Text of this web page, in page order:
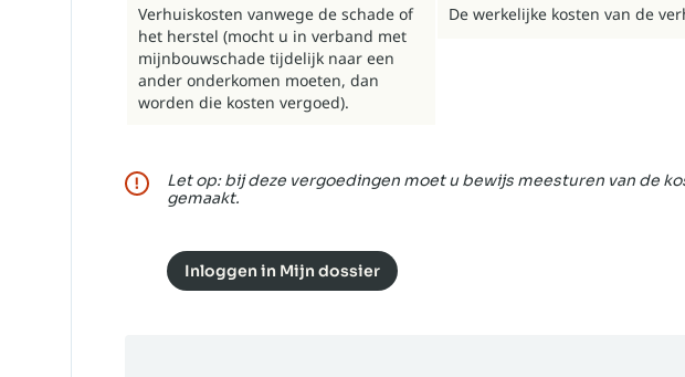
Verhuiskosten vanwege de schade of
het herstel (mocht u in verband met
mijnbouwschade tijdelijk naar een
ander onderkomen moeten, dan
worden die kosten vergoed).
De werkelijke kosten van de
Let op: bij deze vergoedingen moet u bewijs meesturen van de
gemaakt.
Inloggen in Mijn dossier